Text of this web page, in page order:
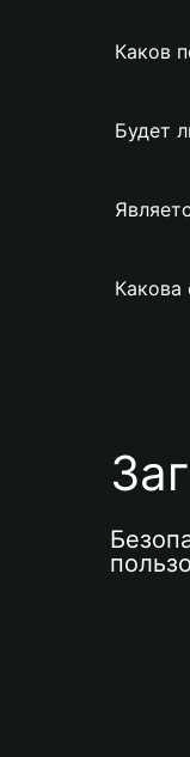
Каков
Будет
Какова